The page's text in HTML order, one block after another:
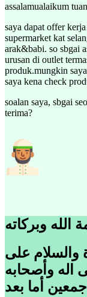
assalamualaikum
saya dapat offer
supermarket kat
arak&babi. so sbgai
urusan di outlet
produk.mungkin
saya kena check
soalan saya, sbgai
terima?
والسلام على
اله وأصحابه
أجمعين أما بعد